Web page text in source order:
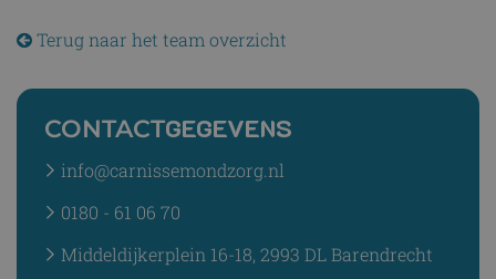
Terug naar het team overzicht
CONTACTGEGEVENS
info@carnissemondzorg.nl
0180 - 61 06 70
Middeldijkerplein 16-18, 2993 DL Barendrecht